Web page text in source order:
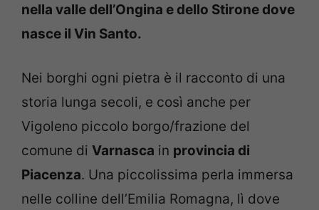
nella valle dell’Ongina e dello Stirone dove
nasce il Vin Santo.
Nei borghi ogni pietra è il racconto di una
storia lunga secoli, e così anche per
Vigoleno piccolo borgo/frazione del
comune di Varnasca in provincia di
Piacenza. Una piccolissima perla immersa
nelle colline dell’Emilia Romagna, lì dove